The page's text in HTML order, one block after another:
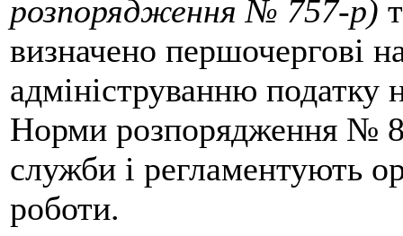
розпорядження № 757-р)
визначено першочергові
адмініструванню податку
Норми розпорядження №
служби і регламентують
роботи.